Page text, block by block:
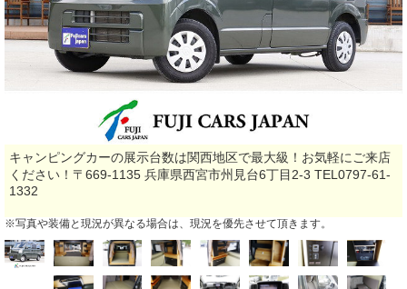
キャンピングカーの展示台数は関西地区で最大級！お気軽にご来店
ください！〒669-1135 兵庫県西宮市州見台6丁目2-3 TEL0797-61-
1332
※写真や装備と現況が異なる場合は、現況を優先させて頂きます。